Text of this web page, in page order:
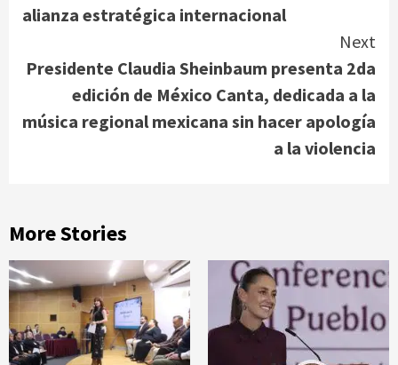
alianza estratégica internacional
Next
Presidente Claudia Sheinbaum presenta 2da
edición de México Canta, dedicada a la
música regional mexicana sin hacer apología
a la violencia
More Stories